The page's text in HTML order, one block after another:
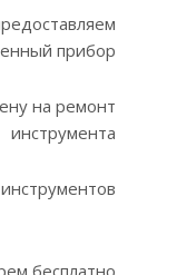
прибор
на ремонт
инструмента
бесплатно